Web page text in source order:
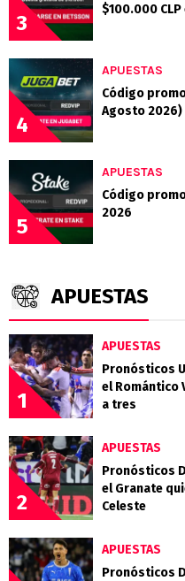
3
$100.000
4
APUESTAS
Código
Agosto 2026)
5
APUESTAS
Código
2026
APUESTAS
1
APUESTAS
Pronósticos
el Romántico
a tres
2
APUESTAS
Pronósticos
el Granate
Celeste
APUESTAS
Pronósticos